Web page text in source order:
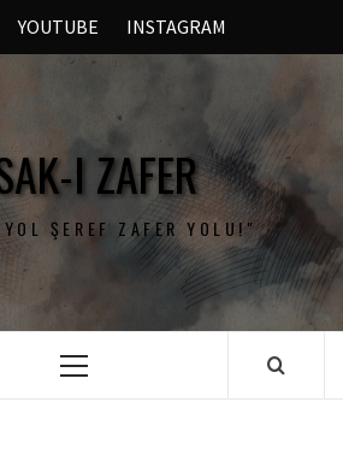
YOUTUBE INSTAGRAM
I ZAFER
ŞEREF ZAFER YOLU!"